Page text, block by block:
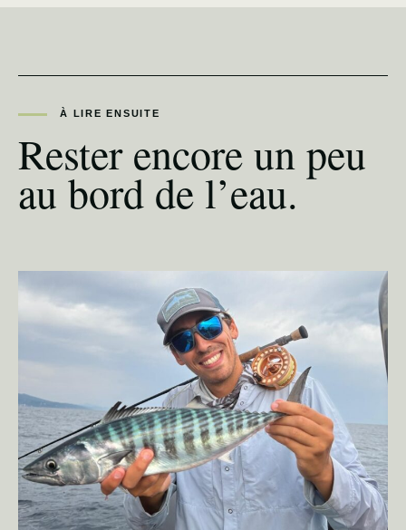
À LIRE ENSUITE
Rester encore un peu
au bord de l’eau.